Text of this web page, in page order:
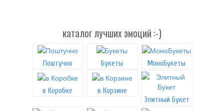
каталог лучших эмоций :-)
Поштучно Букеты МоноБукеты
в Коробке
в Корзине
Элитный Букет